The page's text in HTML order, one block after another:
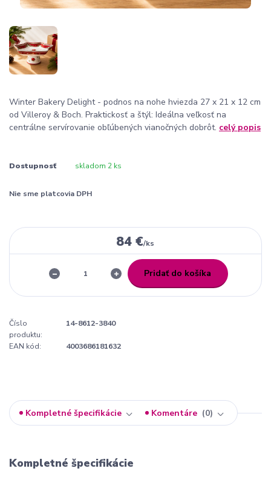
Winter Bakery Delight - podnos na nohe hviezda 27 x 21 x 12 cm
od Villeroy & Boch. Praktickosť a štýl: Ideálna veľkosť na
centrálne servírovanie obľúbených vianočných dobrôt. celý popis
Dostupnosť skladom 2 ks
Nie sme platcovia DPH
84 €/ks
Pridať do košíka
Číslo
produktu:
14-8612-3840
EAN kód: 4003686181632
Kompletné špecifikácie Komentáre 0
Kompletné špecifikácie